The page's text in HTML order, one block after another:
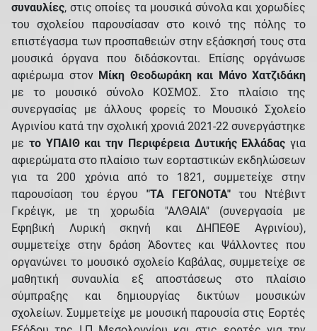
συναυλίες, στις οποίες τα μουσικά σύνολα και χορωδίες
του σχολείου παρουσίασαν στο κοινό της πόλης το
επιστέγασμα των προσπαθειών στην εξάσκησή τους στα
μουσικά όργανα που διδάσκονται. Επίσης οργάνωσε
αφιέρωμα στον Μίκη Θεοδωράκη και Μάνο Χατζιδάκη
με το μουσικό σύνολο ΚΟΣΜΟΣ. Στο πλαίσιο της
συνεργασίας με άλλους φορείς το Μουσικό Σχολείο
Αγρινίου κατά την σχολική χρονιά 2021-22 συνεργάστηκε
με το ΥΠΑΙΘ και την Περιφέρεια Δυτικής Ελλάδας για
αφιερώματα στο πλαίσιο των εορταστικών εκδηλώσεων
για τα 200 χρόνια από το 1821, συμμετείχε στην
παρουσίαση του έργου "ΤΑ ΓΕΓΟΝΟΤΑ"του Ντέβιντ
Γκρέιγκ, με τη χορωδία "ΑΛΘΑΙΑ" (συνεργασία με
Εφηβική Λυρική σκηνή και ΔΗΠΕΘΕ Αγρινίου),
συμμετείχε στην δράση Άδοντες και Ψάλλοντες που
οργανώνει το μουσικό σχολείο Καβάλας, συμμετείχε σε
μαθητική συναυλία εξ αποστάσεως στο πλαίσιο
σύμπραξης και δημιουργίας δικτύων μουσικών
σχολείων. Συμμετείχε με μουσική παρουσία στις Εορτές